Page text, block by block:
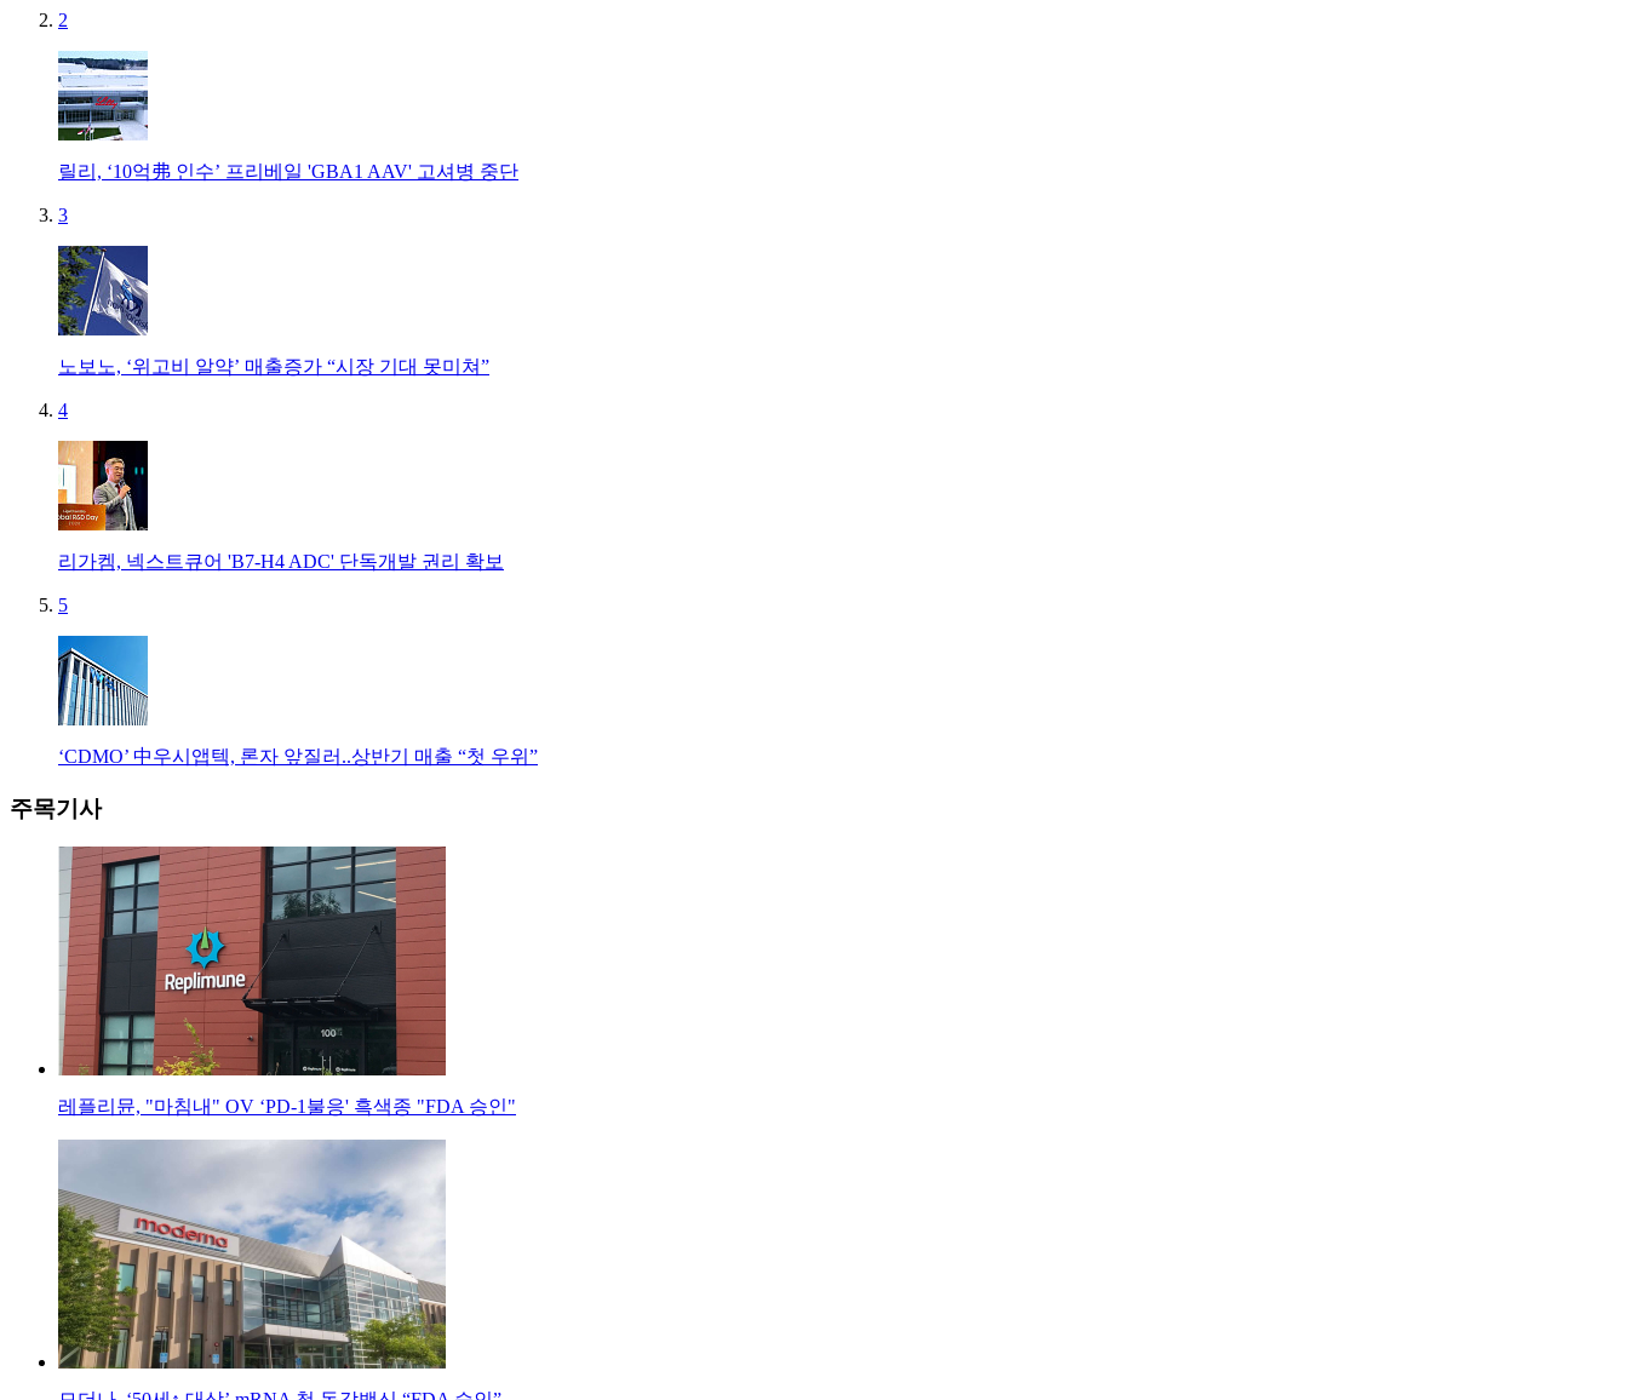
2
릴리, ‘10억弗 인수’ 프리베일 'GBA1 AAV' 고셔병 중단
3
노보노, ‘위고비 알약’ 매출증가 “시장 기대 못미쳐”
4
리가켐, 넥스트큐어 'B7-H4 ADC' 단독개발 권리 확보
5
‘CDMO’ 中우시앱텍, 론자 앞질러..상반기 매출 “첫 우위”
주목기사
레플리뮨, "마침내" OV ‘PD-1불응' 흑색종 "FDA 승인"